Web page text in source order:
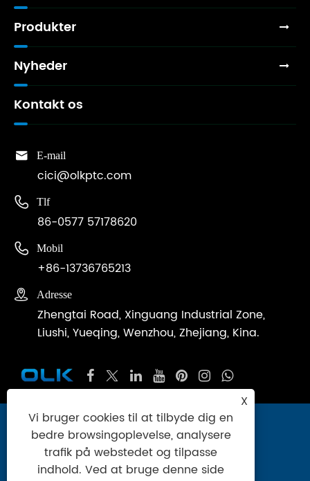
Produkter
Nyheder
Kontakt os
 E-mail
cici@olkptc.com
 Tlf
86-0577 57178620
 Mobil
+86-13736765213
 Adresse
Zhengtai Road, Xinguang Industrial Zone,
Liushi, Yueqing, Wenzhou, Zhejiang, Kina.
Copyright © 2024 Zhejiang Ouleikai
Pneumatic Co., Ltd. Alle rettigheder
forbeholdes.
X
Vi bruger cookies til at tilbyde dig en
bedre browsingoplevelse, analysere
trafik på webstedet og tilpasse
indhold. Ved at bruge denne side